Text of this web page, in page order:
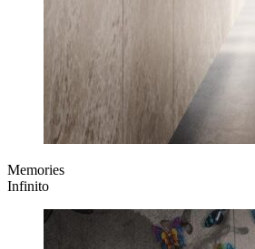
Memories
Infinito